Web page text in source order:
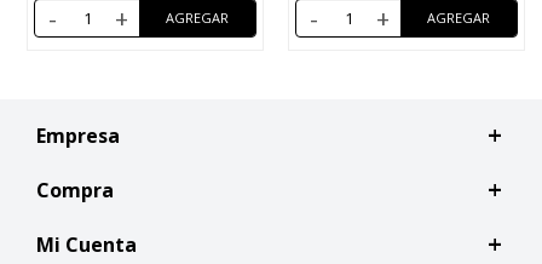
- + - +
Empresa
Compra
Mi Cuenta